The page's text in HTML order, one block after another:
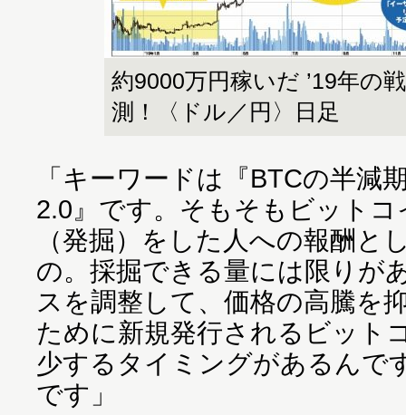
約9000万円稼いだ ’19年の
測！〈ドル／円〉日足
「キーワードは『BTCの半減
2.0』です。そもそもビット
（発掘）をした人への報酬と
の。採掘できる量には限りが
スを調整して、価格の高騰を
ために新規発行されるビット
少するタイミングがあるんで
です」